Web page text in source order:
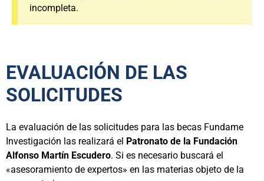
incompleta.
EVALUACIÓN DE LAS
SOLICITUDES
La evaluación de las solicitudes para las becas Fundame
Investigación las realizará el Patronato de la Fundación
Alfonso Martín Escudero. Si es necesario buscará el
«asesoramiento de expertos» en las materias objeto de la